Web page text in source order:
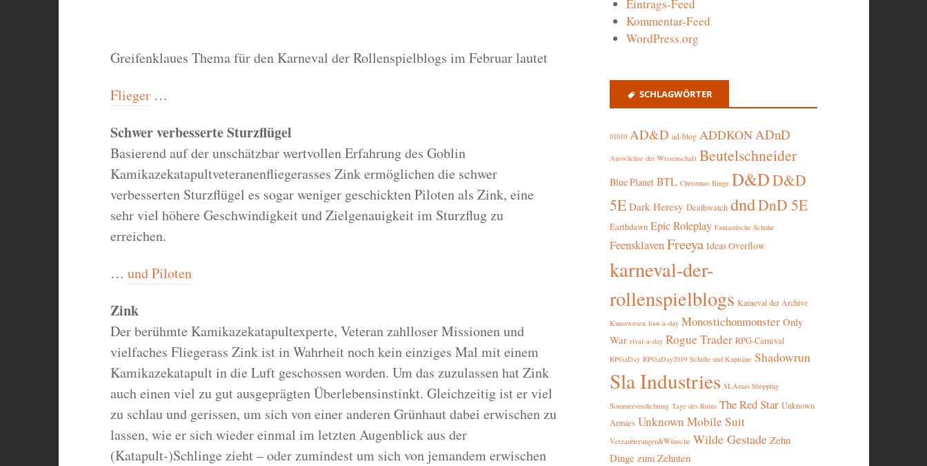
Greifenklaues Thema für den Karneval der Rollenspielblogs im Februar lautet
Flieger…
Schwer verbesserte Sturzflügel
Basierend auf der unschätzbar wertvollen Erfahrung des Goblin
Kamikazekatapultveteranenfliegerasses Zink ermöglichen die schwer
verbesserten Sturzflügel es sogar weniger geschickten Piloten als Zink, eine
sehr viel höhere Geschwindigkeit und Zielgenauigkeit im Sturzflug zu
erreichen.
… und Piloten
Zink
Der berühmte Kamikazekatapultexperte, Veteran zahlloser Missionen und
vielfaches Fliegerass Zink ist in Wahrheit noch kein einziges Mal mit einem
Kamikazekatapult in die Luft geschossen worden. Um das zuzulassen hat Zink
auch einen viel zu gut ausgeprägten Überlebensinstinkt. Gleichzeitig ist er viel
zu schlau und gerissen, um sich von einer anderen Grünhaut dabei erwischen zu
lassen, wie er sich wieder einmal im letzten Augenblick aus der
(Katapult-)Schlinge zieht – oder zumindest um sich von jemandem erwischen
Eintrags-Feed
Kommentar-Feed
WordPress.org
SCHLAGWÖRTER
01010 AD&D ad-blog ADDKONADnD
Auswüchse der Wissenschaft Beutelschneider
Blue Planet BTL Christmas Binge D&DD&D
5E Dark Heresy Deathwatch dndDnD 5E
Earthdawn Epic Roleplay Fantastische Schuhe
Feensklaven Freeya Ideas Overflow
karneval-der-
rollenspielblogs Karneval der Archive
Kunstwesen loot-a-day Monostichonmonster Only
War rival-a-day Rogue Trader RPG-Carnival
RPGaDay RPGaDay2019 Schiffe und Kapitäne Shadowrun
Sla Industries SLAmas Shopping
Sommerverdichtung Tage des Ruins The Red Star Unknown
Armies Unknown Mobile Suit
Verzauberungen&Wünsche Wilde Gestade Zehn
Dinge zum Zehnten